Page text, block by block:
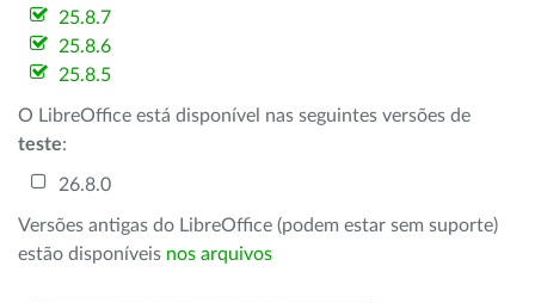
25.8.7
25.8.6
25.8.5
O LibreOffice está disponível nas seguintes versões de
teste:
26.8.0
Versões antigas do LibreOffice (podem estar sem suporte)
estão disponíveis nos arquivos